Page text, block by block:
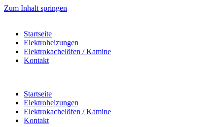
Zum Inhalt springen
Startseite
Elektroheizungen
Elektrokachelöfen / Kamine
Kontakt
Startseite
Elektroheizungen
Elektrokachelöfen / Kamine
Kontakt